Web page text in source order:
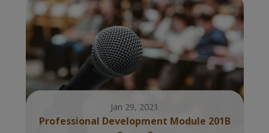
Jan 29, 2021
Professional Development Module 201B